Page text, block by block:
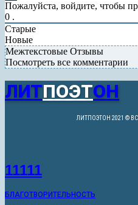
Пожалуйста, войдите, чтобы
0 .
Старые
Новые
Межтекстовые Отзывы
Посмотреть все комментарии
ЛИТПОЭТОН
ЛИТПОЭТОН 2021 ©
11111
БЛАГОТВОРИТЕЛЬНОСТЬ